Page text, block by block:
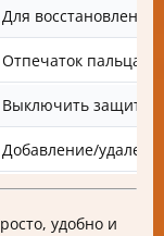
Для восстановления
Отпечаток пальца
Выключить защиту
Добавление/
удобно и